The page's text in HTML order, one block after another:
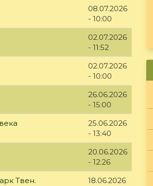
08.07.2026
- 10:00
02.07.2026
- 11:52
02.07.2026
- 10:00
26.06.2026
- 15:00
25.06.2026
- 13:40
20.06.2026
- 12:26
Твен.
18.06.2026